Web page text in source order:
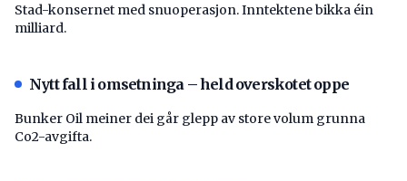
Stad-konsernet med snuoperasjon. Inntektene bikka éin
milliard.
Nytt fall i omsetninga – held overskotet oppe
Bunker Oil meiner dei går glepp av store volum grunna
Co2-avgifta.